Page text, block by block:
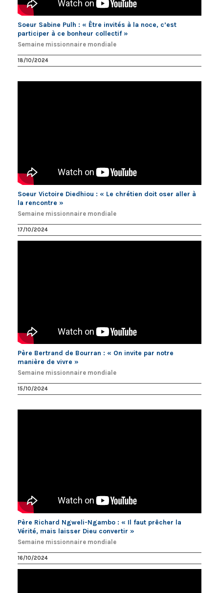
Soeur Sabine Pulh : « Être invités à la noce, c’est
participer à ce bonheur collectif »
Semaine missionnaire mondiale
18/10/2024
Soeur Victoire Diedhiou : « Le chrétien doit oser aller à
la rencontre »
Semaine missionnaire mondiale
17/10/2024
Père Bertrand de Bourran : « On invite par notre
manière de vivre »
Semaine missionnaire mondiale
15/10/2024
Père Richard Ngweli-Ngambo : « Il faut prêcher la
Vérité, mais laisser Dieu convertir »
Semaine missionnaire mondiale
16/10/2024